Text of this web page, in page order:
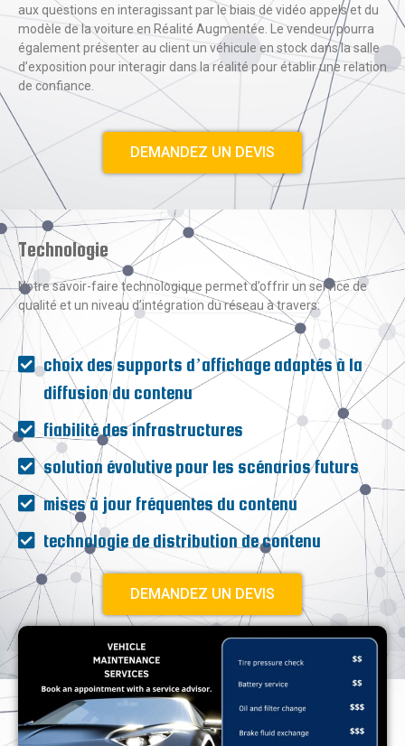
aux questions en interagissant par le biais de vidéo appels et du
modèle de la voiture en Réalité Augmentée. Le vendeur pourra
également présenter au client un véhicule en stock dans la salle
d’exposition pour interagir dans la réalité pour établir une relation
de confiance.
DEMANDEZ UN DEVIS
Technologie
Notre savoir-faire technologique permet d’offrir un service de
qualité et un niveau d’intégration du réseau à travers:
choix des supports d’affichage adaptés à la
diffusion du contenu
fiabilité des infrastructures
solution évolutive pour les scénarios futurs
mises à jour fréquentes du contenu
technologie de distribution de contenu
DEMANDEZ UN DEVIS